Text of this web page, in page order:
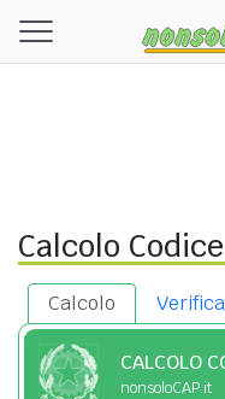
Calcolo
Calcolo Verifica
CALCOLO
nonsoloCAP.it